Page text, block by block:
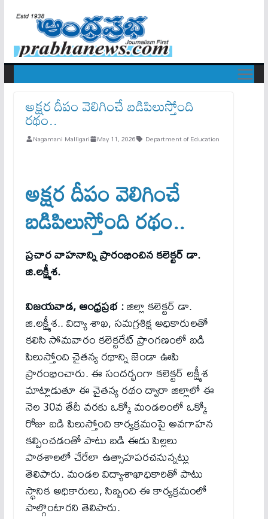
అక్ష‌ర దీపం వెలిగించే బ‌డిపిలుస్తోంది
ర‌థం..
Nagamani Malligari May 11, 2026 Department of Education
అక్ష‌ర దీపం వెలిగించే
బ‌డిపిలుస్తోంది ర‌థం..
ప్ర‌చార వాహ‌నాన్ని ప్రారంభించిన క‌లెక్ట‌ర్ డా.
జి.ల‌క్ష్మీశ‌.
విజయవాడ, ఆంధ్రప్రభ :జిల్లా కలెక్టర్ డా.
జి.లక్ష్మీశ.. విద్యా శాఖ, స‌మ‌గ్ర‌శిక్ష అధికారుల‌తో
క‌లిసి సోమ‌వారం క‌లెక్ట‌రేట్ ప్రాంగ‌ణంలో బ‌డి
పిలుస్తోంది చైత‌న్య ర‌థాన్ని జెండా ఊపి
ప్రారంభించారు. ఈ సంద‌ర్భంగా క‌లెక్ట‌ర్ ల‌క్ష్మీశ
మాట్లాడుతూ ఈ చైత‌న్య ర‌థం ద్వారా జిల్లాలో ఈ
నెల 30వ తేదీ వ‌ర‌కు ఒక్కో మండ‌లంలో ఒక్కో
రోజు బ‌డి పిలుస్తోంది కార్య‌క్ర‌మంపై అవ‌గాహ‌న
క‌ల్పించ‌డంతో పాటు బడి ఈడు పిల్ల‌లు
పాఠశాలలో చేరేలా ఉత్సాహ‌ప‌ర‌చ‌నున్న‌ట్లు
తెలిపారు. మండ‌ల విద్యాశాఖాధికారితో పాటు
స్థానిక అధికారులు, సిబ్బంది ఈ కార్య‌క్ర‌మంలో
పాల్గొంటార‌ని తెలిపారు.